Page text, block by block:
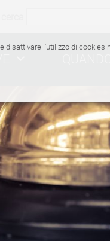
disattivare l'utilizzo di cookies